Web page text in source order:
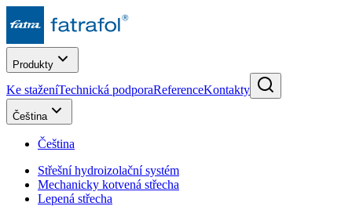
Produkty
Ke staženíTechnická podporaReferenceKontakty
Čeština
Čeština
Střešní hydroizolační systém
Mechanicky kotvená střecha
Lepená střecha